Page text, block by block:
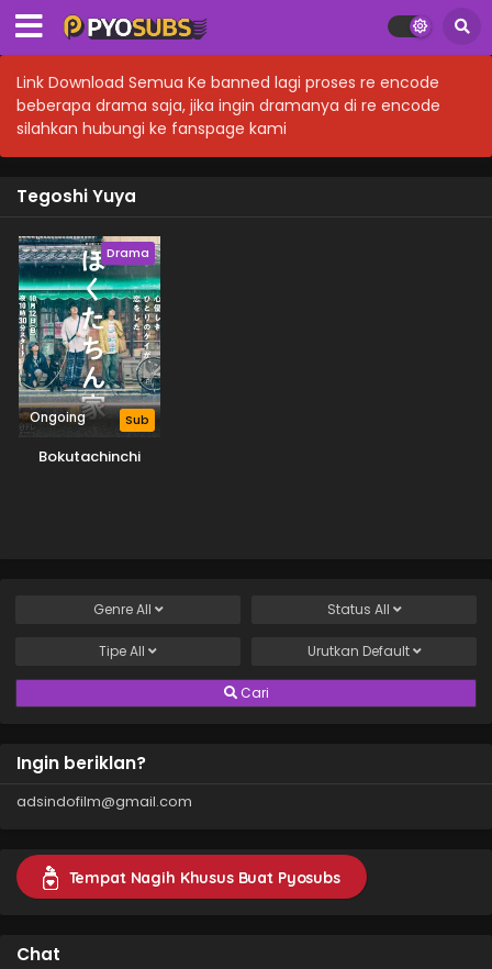
Link Download Semua Ke banned lagi proses re encode
beberapa drama saja, jika ingin dramanya di re encode
silahkan hubungi ke fanspage kami
Tegoshi Yuya
Drama
Ongoing Sub
Bokutachinchi
GenreAll Status All
TipeAll Urutkan Default
Cari
Ingin beriklan?
adsindofilm@gmail.com
Tempat Nagih Khusus Buat Pyosubs
Chat